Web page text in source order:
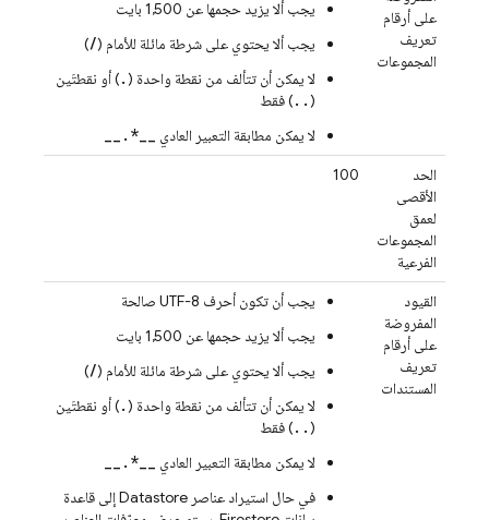
على أرقام
تعريف
المجموعات
يجب ألا يزيد حجمها عن 1,500 بايت
يجب ألا يحتوي على شرطة مائلة للأمام (/
)
لا يمكن أن تتألف من نقطة واحدة (.) أو نقطتَين
(
..) فقط
لا يمكن مطابقة التعبير العادي __.*__
الحد
الأقصى
لعمق
المجموعات
الفرعية
100
القيود
المفروضة
على أرقام
تعريف
المستندات
يجب أن تكون أحرف UTF-8 صالحة
يجب ألا يزيد حجمها عن 1,500 بايت
يجب ألا يحتوي على شرطة مائلة للأمام (/
)
لا يمكن أن تتألف من نقطة واحدة (.) أو نقطتَين
(
..) فقط
لا يمكن مطابقة التعبير العادي __.*__
في حال استيراد عناصر Datastore إلى قاعدة